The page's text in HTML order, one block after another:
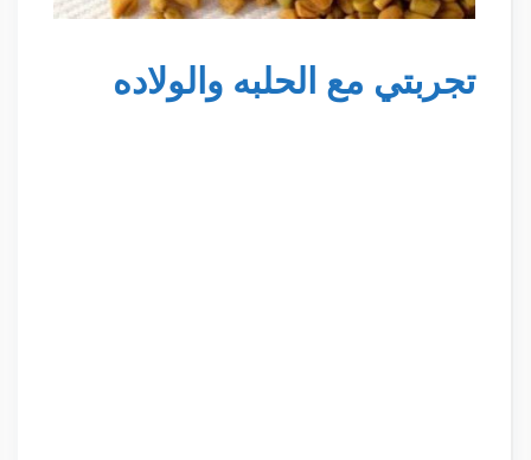
تجربتي مع الحلبه والولاده